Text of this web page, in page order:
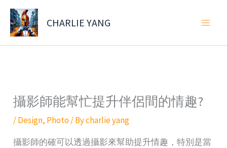
Skip
content
CHARLIE YANG
攝影師能幫忙提升伴侶間的情趣?
/Design, Photo/ Bycharlie yang
攝影師的確可以透過攝影來幫助提升情趣，特別是當